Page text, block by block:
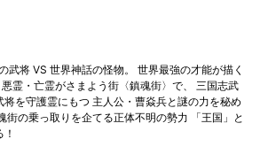
武将 VS 世界神話の怪物。 世界最強の才能が描く
霊・亡霊がさまよう街〈鎮魂街〉で、 三国志武
を守護霊にもつ 主人公・曹焱兵と謎の力を秘め
街の乗っ取りを企てる正体不明の勢力 「王国」と